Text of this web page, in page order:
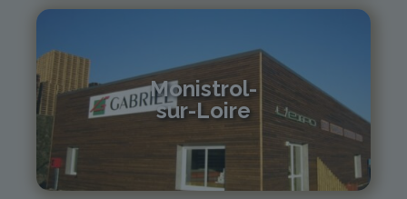
Monistrol-
sur-Loire
monistrol@gabriel-sa.fr